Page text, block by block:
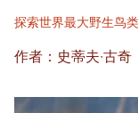
探索世界最大野生鸟
作者：史蒂夫·古奇